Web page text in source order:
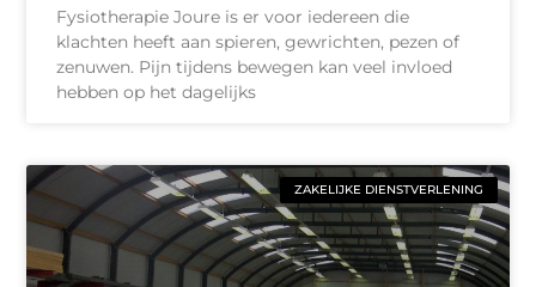
Fysiotherapie Joure is er voor iedereen die
klachten heeft aan spieren, gewrichten, pezen of
zenuwen. Pijn tijdens bewegen kan veel invloed
hebben op het dagelijks
ZAKELIJKE DIENSTVERLENING